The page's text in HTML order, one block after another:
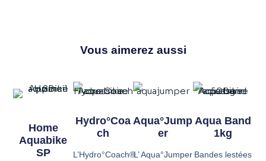
Vous aimerez aussi
Home
Aquabike
SP
Hydro°Coa
Ch
L’Hydro°Coach®
Aqua°Jump
Er
L’ Aqua°Jumper
Aqua Band
1kg
Bandes lestées